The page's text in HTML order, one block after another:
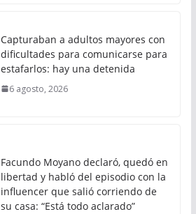
Capturaban a adultos mayores con
dificultades para comunicarse para
estafarlos: hay una detenida
6 agosto, 2026
Facundo Moyano declaró, quedó en
libertad y habló del episodio con la
influencer que salió corriendo de
su casa: “Está todo aclarado”